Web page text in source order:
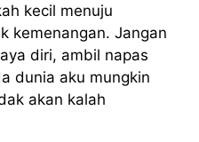
kecil menuju
kemenangan. Jangan
diri, ambil napas
dunia aku mungkin
akan kalah